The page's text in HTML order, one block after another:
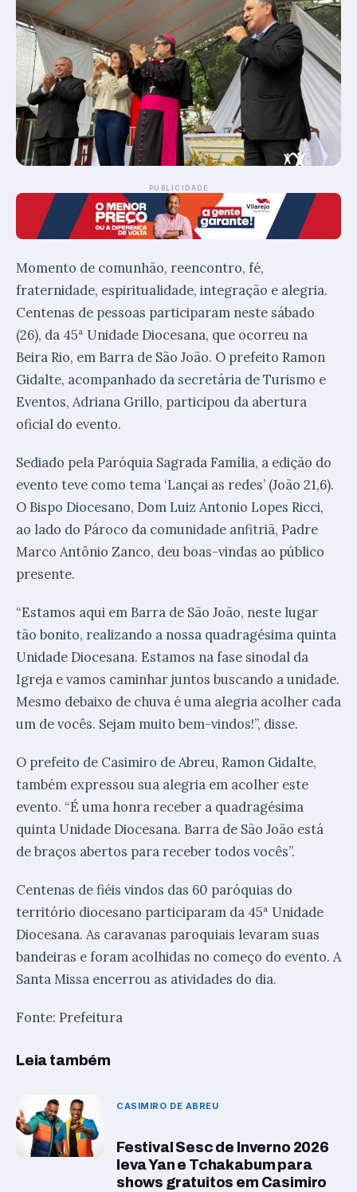
PUBLICIDADE
Momento de comunhão, reencontro, fé,
fraternidade, espiritualidade, integração e alegria.
Centenas de pessoas participaram neste sábado
(26), da 45ª Unidade Diocesana, que ocorreu na
Beira Rio, em Barra de São João. O prefeito Ramon
Gidalte, acompanhado da secretária de Turismo e
Eventos, Adriana Grillo, participou da abertura
oficial do evento.
Sediado pela Paróquia Sagrada Família, a edição do
evento teve como tema ‘Lançai as redes’ (João 21,6).
O Bispo Diocesano, Dom Luiz Antonio Lopes Ricci,
ao lado do Pároco da comunidade anfitriã, Padre
Marco Antônio Zanco, deu boas-vindas ao público
presente.
“Estamos aqui em Barra de São João, neste lugar
tão bonito, realizando a nossa quadragésima quinta
Unidade Diocesana. Estamos na fase sinodal da
Igreja e vamos caminhar juntos buscando a unidade.
Mesmo debaixo de chuva é uma alegria acolher cada
um de vocês. Sejam muito bem-vindos!”, disse.
O prefeito de Casimiro de Abreu, Ramon Gidalte,
também expressou sua alegria em acolher este
evento. “É uma honra receber a quadragésima
quinta Unidade Diocesana. Barra de São João está
de braços abertos para receber todos vocês”.
Centenas de fiéis vindos das 60 paróquias do
território diocesano participaram da 45ª Unidade
Diocesana. As caravanas paroquiais levaram suas
bandeiras e foram acolhidas no começo do evento. A
Santa Missa encerrou as atividades do dia.
Fonte: Prefeitura
Leia também
CASIMIRO DE ABREU
Festival Sesc de Inverno 2026
leva Yan e Tchakabum para
shows gratuitos em Casimiro